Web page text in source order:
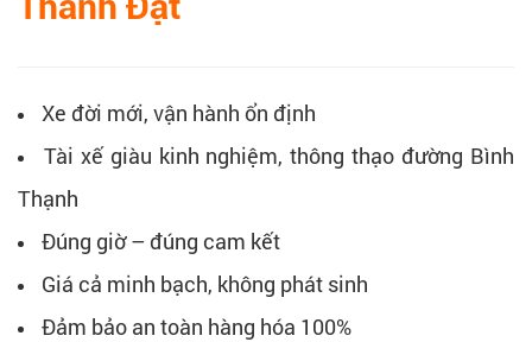
Xe đời mới, vận hành ổn định
Tài xế giàu kinh nghiệm, thông thạo đường Bình
Thạnh
Đúng giờ – đúng cam kết
Giá cả minh bạch, không phát sinh
Đảm bảo an toàn hàng hóa 100%